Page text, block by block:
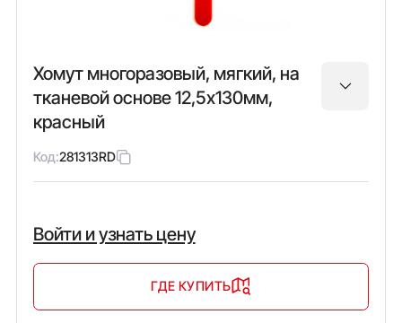
Хомут многоразовый, мягкий, на
тканевой основе 12,5х130мм,
красный
Код:281313RD
Войти и узнать цену
ГДЕ КУПИТЬ